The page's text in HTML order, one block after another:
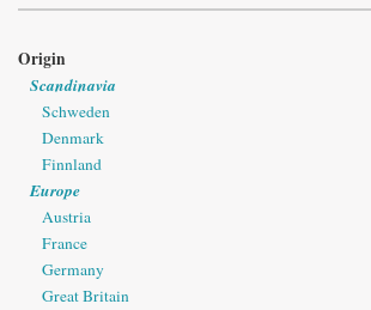
Origin
Scandinavia
Schweden
Denmark
Finnland
Europe
Austria
France
Germany
Great Britain